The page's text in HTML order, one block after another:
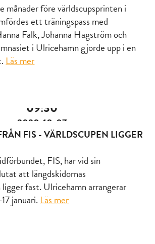
månader före världscupsprinten i
ett träningspass med
Falk, Johanna Hagström och
i Ulricehamn gjorde upp i en
Läs mer
09:30
2020-10-07
FIS - VÄRLDSCUPEN LIGGER
FIS, har vid sin
att längdskidornas
fast. Ulricehamn arrangerar
januari. Läs mer